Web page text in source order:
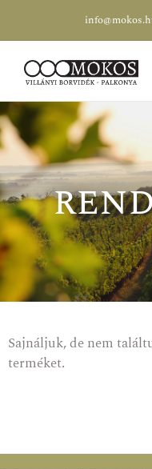
Sajnáljuk, de nem
terméket.